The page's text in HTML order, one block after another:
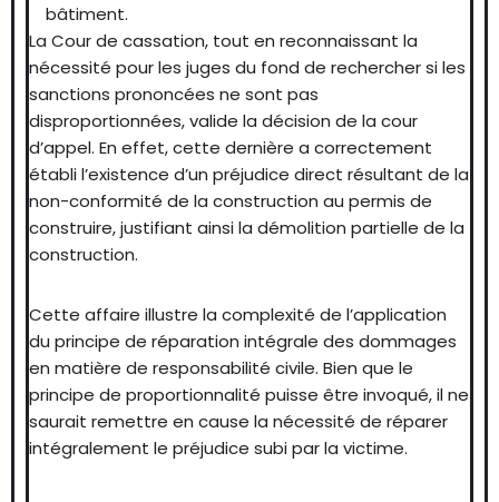
bâtiment.
La Cour de cassation, tout en reconnaissant la
nécessité pour les juges du fond de rechercher si les
sanctions prononcées ne sont pas
disproportionnées, valide la décision de la cour
d’appel. En effet, cette dernière a correctement
établi l’existence d’un préjudice direct résultant de la
non-conformité de la construction au permis de
construire, justifiant ainsi la démolition partielle de la
construction.
Cette affaire illustre la complexité de l’application
du principe de réparation intégrale des dommages
en matière de responsabilité civile. Bien que le
principe de proportionnalité puisse être invoqué, il ne
saurait remettre en cause la nécessité de réparer
intégralement le préjudice subi par la victime.